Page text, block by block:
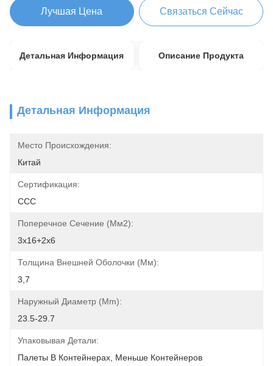
Лучшая Цена Связаться Сейчас
Детальная Информация Описание Продукта
Детальная Информация
Место Происхождения:
Китай
Сертификация:
CCC
Поперечное Сечение (мм2):
3х16+2х6
Толщина Внешней Оболочки (мм):
3,7
Наружный Диаметр (mm):
23.5-29.7
Упаковывая Детали:
Палеты В Контейнерах, Меньше Контейнеров